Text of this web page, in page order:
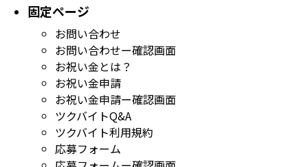
固定ページ
お問い合わせ
お問い合わせー確認画面
お祝い金とは？
お祝い金申請
お祝い金申請ー確認画面
ツクバイトQ&A
ツクバイト利用規約
応募フォーム